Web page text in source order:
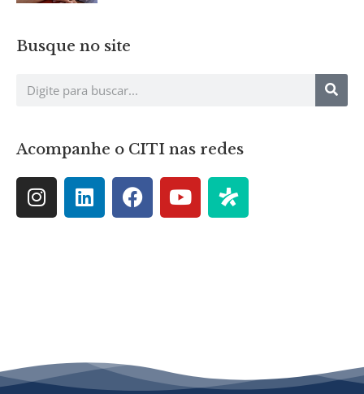
Busque no site
Acompanhe o CITI nas redes